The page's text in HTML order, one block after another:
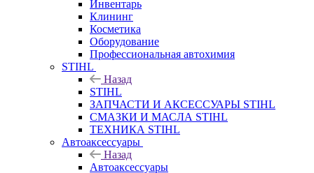
Инвентарь
Клининг
Косметика
Оборудование
Профессиональная автохимия
STIHL
Назад
STIHL
ЗАПЧАСТИ И АКСЕССУАРЫ STIHL
СМАЗКИ И МАСЛА STIHL
ТЕХНИКА STIHL
Автоаксессуары
Назад
Автоаксессуары